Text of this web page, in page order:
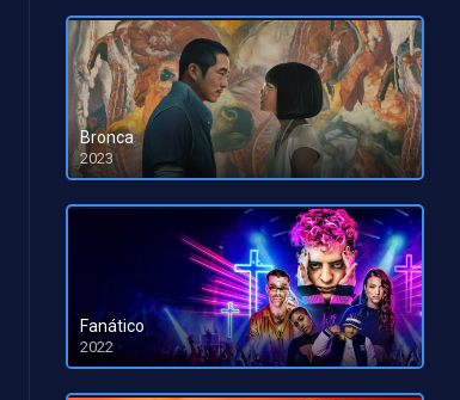
Bronca
2023
HD 1080pHD 720p
Fanático
2022
HD 1080pHD 720p